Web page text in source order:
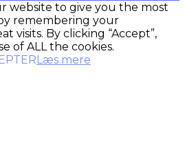
website to give you the most
remembering your
visits. By clicking “Accept”,
of ALL the cookies.
Læs mere